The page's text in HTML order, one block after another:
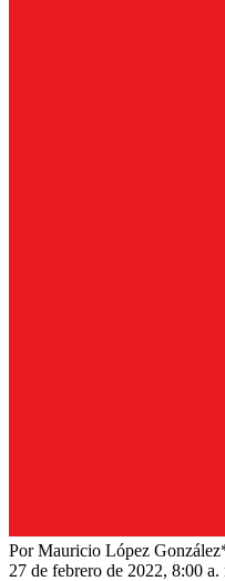
Por Mauricio López
27 de febrero de 2022, 8:00 a.